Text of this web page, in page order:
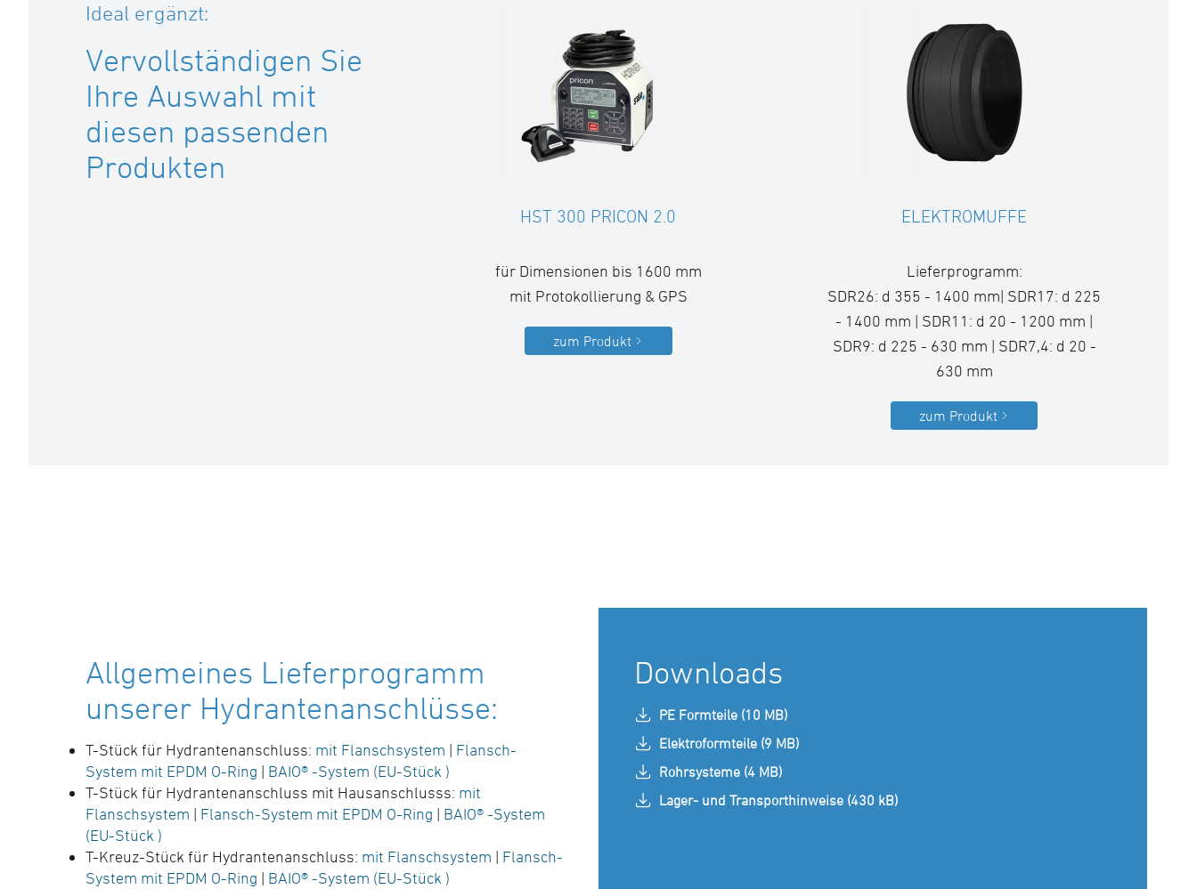
Ideal ergänzt:
Vervollständigen Sie
Ihre Auswahl mit
diesen passenden
Produkten
HST 300 PRICON 2.0
für Dimensionen bis 1600 mm
mit Protokollierung & GPS
zum Produkt
ELEKTROMUFFE
Lieferprogramm:
SDR26: d 355 - 1400 mm| SDR17: d 225
- 1400 mm | SDR11: d 20 - 1200 mm |
SDR9: d 225 - 630 mm | SDR7,4: d 20 -
630 mm
zum Produkt
Allgemeines Lieferprogramm
unserer Hydrantenanschlüsse:
T-Stück für Hydrantenanschluss: mit Flanschsystem | Flansch-
System mit EPDM O-Ring | BAIO® -System (EU-Stück )
T-Stück für Hydrantenanschluss mit Hausanschlusss: mit
Flanschsystem | Flansch-System mit EPDM O-Ring | BAIO® -System
(EU-Stück )
T-Kreuz-Stück für Hydrantenanschluss: mit Flanschsystem | Flansch-
System mit EPDM O-Ring | BAIO® -System (EU-Stück )
Downloads
PE Formteile (10 MB)
Elektroformteile (9 MB)
Rohrsysteme (4 MB)
Lager- und Transporthinweise (430 kB)